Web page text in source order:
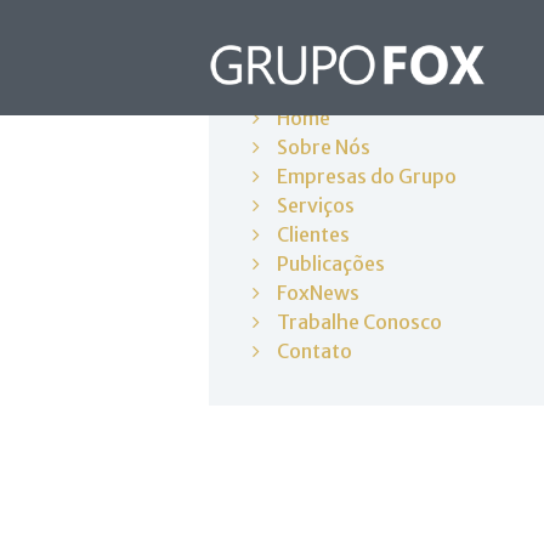
Products
Home
Sobre Nós
Empresas do Grupo
Serviços
Clientes
Publicações
FoxNews
Trabalhe Conosco
Contato